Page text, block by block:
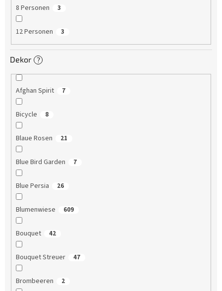
8 Personen 3
12 Personen 3
Dekor ?
Afghan Spirit 7
Bicycle 8
Blaue Rosen 21
Blue Bird Garden 7
Blue Persia 26
Blumenwiese 609
Bouquet 42
Bouquet Streuer 47
Brombeeren 2